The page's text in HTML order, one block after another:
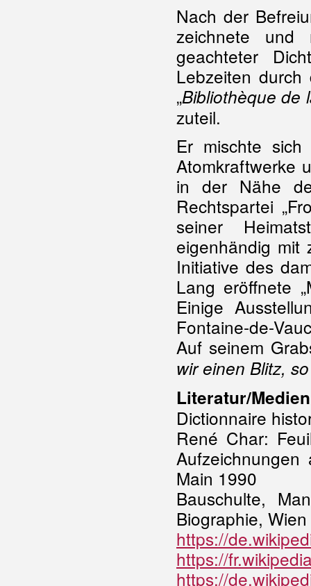
Nach der
zeichnete
geachteter
Lebzeiten
„Bibliothèque de
zuteil.
Er mischte
Atomkraftwerke
in der Nähe
Rechtspartei
seiner
eigenhändig mit
Initiative des
Lang eröffnete
Einige
Fontaine-de-
Auf seinem
wir einen Blitz,
Literatur/Medien
Dictionnaire
René Char:
Main 1990
Bauschulte,
Biographie,
https://
https://
https://